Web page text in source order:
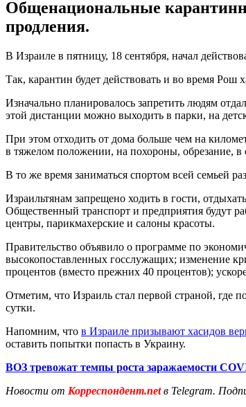
Общенациональные
продления.
В Израиле в пятницу, 18 сентября, начал
Так, карантин будет действовать и во время
Изначально планировалось запретить людям
этой дистанции можно выходить в парки, на
При этом отходить от дома больше чем на
в тяжелом положении, на похороны, обрезание, в
В то же время заниматься спортом всей семьей
Израильтянам запрещено ходить в гости,
Общественный транспорт и предприятия будут
центры, парикмахерские и салоны красоты.
Правительство объявило о программе по
высокопоставленных госслужащих; изменение
процентов (вместо прежних 40 процентов);
Отметим, что Израиль стал первой страной, где
сутки.
Напомним, что в Израиле призывают хасидов
оставить попытки попасть в Украину.
ВОЗ тревожат темпы роста заражаемости
Новости от Корреспондент.netв Telegram.